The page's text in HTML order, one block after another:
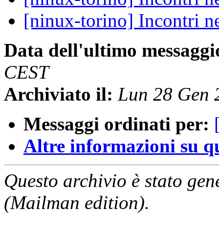
[ninux-torino] Incontri
Data dell'ultimo
CEST
Archiviato il: Lun 28 Gen
Messaggi ordinati per:
Altre informazioni su
Questo archivio è stato
(Mailman edition).